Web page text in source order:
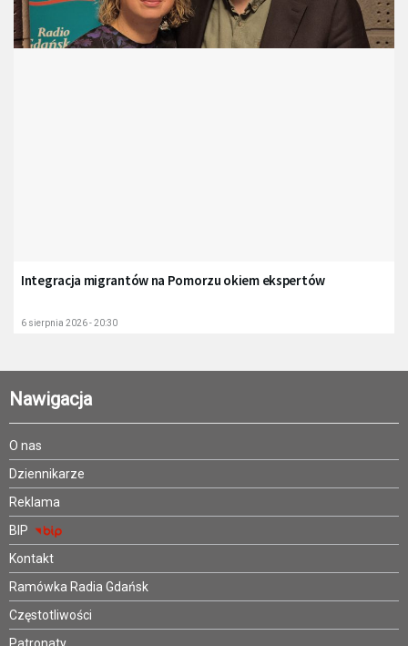
Integracja migrantów na Pomorzu okiem ekspertów
6 sierpnia 2026 - 20:30
Nawigacja
O nas
Dziennikarze
Reklama
BIP
Kontakt
Ramówka Radia Gdańsk
Częstotliwości